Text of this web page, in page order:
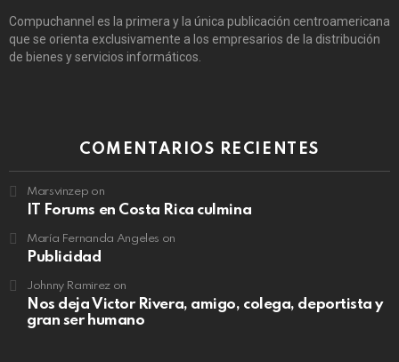
Compuchannel es la primera y la única publicación centroamericana
que se orienta exclusivamente a los empresarios de la distribución
de bienes y servicios informáticos.
COMENTARIOS RECIENTES
Marsvinzep on
IT Forums en Costa Rica culmina
María Fernanda Angeles on
Publicidad
Johnny Ramirezon
Nos deja Victor Rivera, amigo, colega, deportista y
gran ser humano